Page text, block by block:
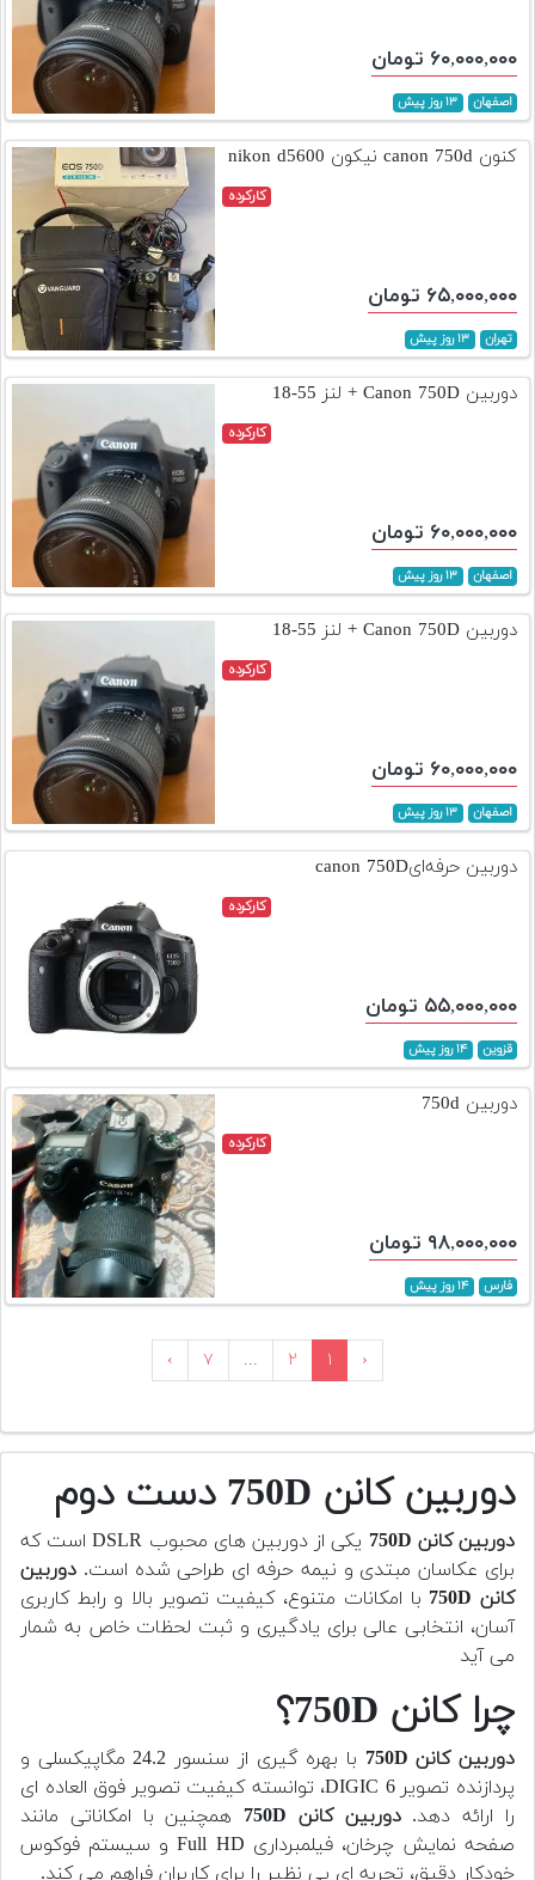
۶۰,۰۰۰,۰۰۰ تومان
اصفهان ۱۳ روز پیش
کنون canon 750d نیکون nikon d5600
کارکرده
۶۵,۰۰۰,۰۰۰ تومان
تهران ۱۳ روز پیش
دوربین Canon 750D + لنز 55-18
کارکرده
۶۰,۰۰۰,۰۰۰ تومان
اصفهان ۱۳ روز پیش
دوربین Canon 750D + لنز 55-18
کارکرده
۶۰,۰۰۰,۰۰۰ تومان
اصفهان ۱۳ روز پیش
دوربین حرفه‌ایcanon 750D
کارکرده
۵۵,۰۰۰,۰۰۰ تومان
قزوین ۱۴ روز پیش
دوربین 750d
کارکرده
۹۸,۰۰۰,۰۰۰ تومان
فارس ۱۴ روز پیش
‹ ۱ ۲ ... ۷ ›
دوربین کانن 750D دست دوم
دوربین کانن 750D
یکی از دوربین های محبوب DSLR است که
برای عکاسان مبتدی و نیمه حرفه ای طراحی شده است. دوربین
کانن 750D
با امکانات متنوع، کیفیت تصویر بالا و رابط کاربری
آسان، انتخابی عالی برای یادگیری و ثبت لحظات خاص به شمار
می آید
چرا کانن 750D؟
دوربین کانن 750D
با بهره گیری از سنسور 24.2 مگاپیکسلی و
پردازنده تصویر DIGIC 6، توانسته کیفیت تصویر فوق العاده ای
را ارائه دهد.دوربین کانن 750D
همچنین با امکاناتی مانند
صفحه نمایش چرخان، فیلمبرداری Full HD و سیستم فوکوس
خودکار دقیق، تجربه ای بی نظیر را برای کاربران فراهم می کند.